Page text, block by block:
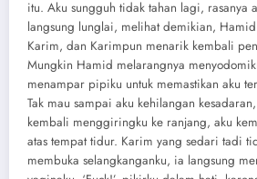
itu. Aku sungguh tidak tahan lagi, rasanya
langsung lunglai, melihat demikian, Hamid
Karim, dan Karimpun menarik kembali
Mungkin Hamid melarangnya
menampar pipiku untuk memastikan aku
Tak mau sampai aku kehilangan
kembali menggiringku ke ranjang, aku
atas tempat tidur. Karim yang sedari tadi
membuka selangkanganku, ia langsung